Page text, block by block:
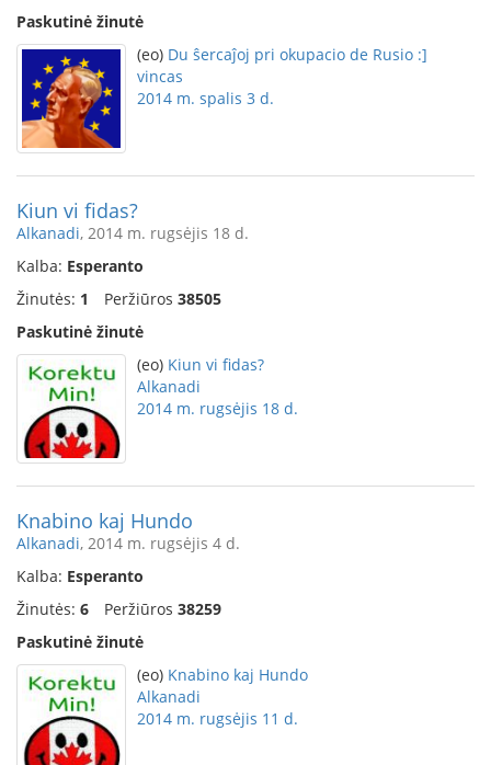
Paskutinė žinutė
(eo) Du ŝercaĵoj pri okupacio de Rusio :]
vincas
2014 m. spalis 3 d.
Kiun vi fidas?
Alkanadi, 2014 m. rugsėjis 18 d.
Kalba: Esperanto
Žinutės: 1 Peržiūros 38505
Paskutinė žinutė
(eo) Kiun vi fidas?
Alkanadi
2014 m. rugsėjis 18 d.
Knabino kaj Hundo
Alkanadi, 2014 m. rugsėjis 4 d.
Kalba: Esperanto
Žinutės: 6 Peržiūros 38259
Paskutinė žinutė
(eo) Knabino kaj Hundo
Alkanadi
2014 m. rugsėjis 11 d.